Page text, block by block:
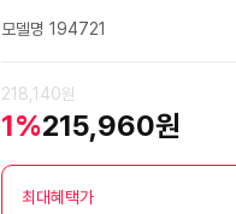
모델명 194721
218,140원
1%215,960원
최대혜택가